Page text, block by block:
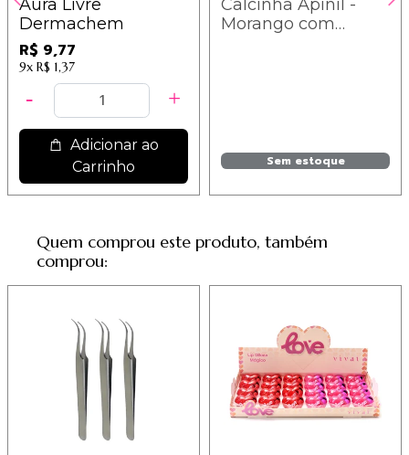
Aura Livre
Dermachem
R$ 9,77
9x R$ 1,37
Adicionar ao
Carrinho
Calcinha Apinil -
Morango com
Sem estoque
Quem comprou este produto, também
comprou: